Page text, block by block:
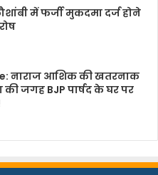
में फर्जी मुकदमा दर्ज होने
नाराज आशिक की खतरनाक
जगह BJP पार्षद के घर पर